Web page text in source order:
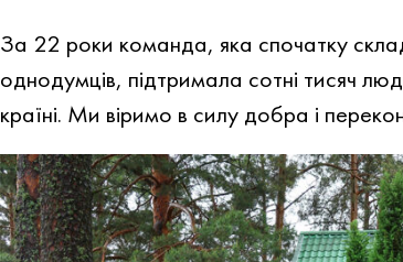
За 22 роки команда, яка спочатку
однодумців, підтримала сотні тисяч
країні. Ми віримо в силу добра і